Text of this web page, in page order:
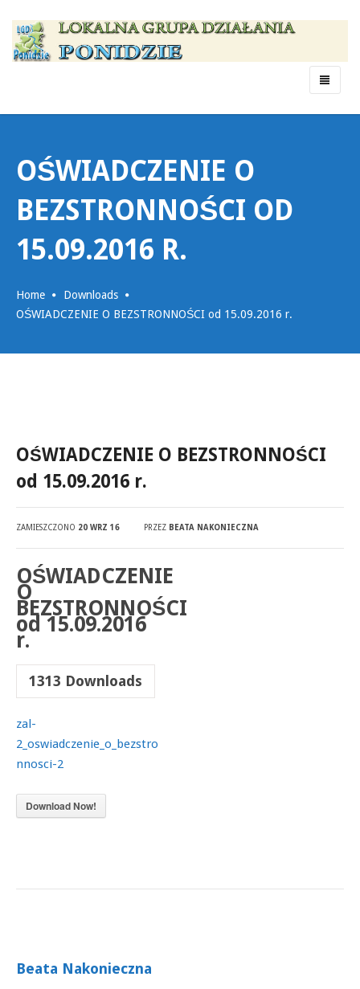
Menu
OŚWIADCZENIE O
BEZSTRONNOŚCI OD
15.09.2016 R.
Home
Downloads
OŚWIADCZENIE O BEZSTRONNOŚCI od 15.09.2016 r.
OŚWIADCZENIE O BEZSTRONNOŚCI
od 15.09.2016 r.
ZAMIESZCZONO 20 WRZ 16 PRZEZ BEATA NAKONIECZNA
OŚWIADCZENIE
O
BEZSTRONNOŚCI
od 15.09.2016
r.
1313 Downloads
zal-
2_oswiadczenie_o_bezstro
nnosci-2
Download Now!
Beata Nakonieczna